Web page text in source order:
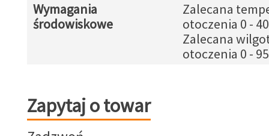
Wymagania
środowiskowe
Zalecana
otoczenia 0 - 40
Zalecana
otoczenia 0 -
Zapytaj o towar
Zapytaj o towar